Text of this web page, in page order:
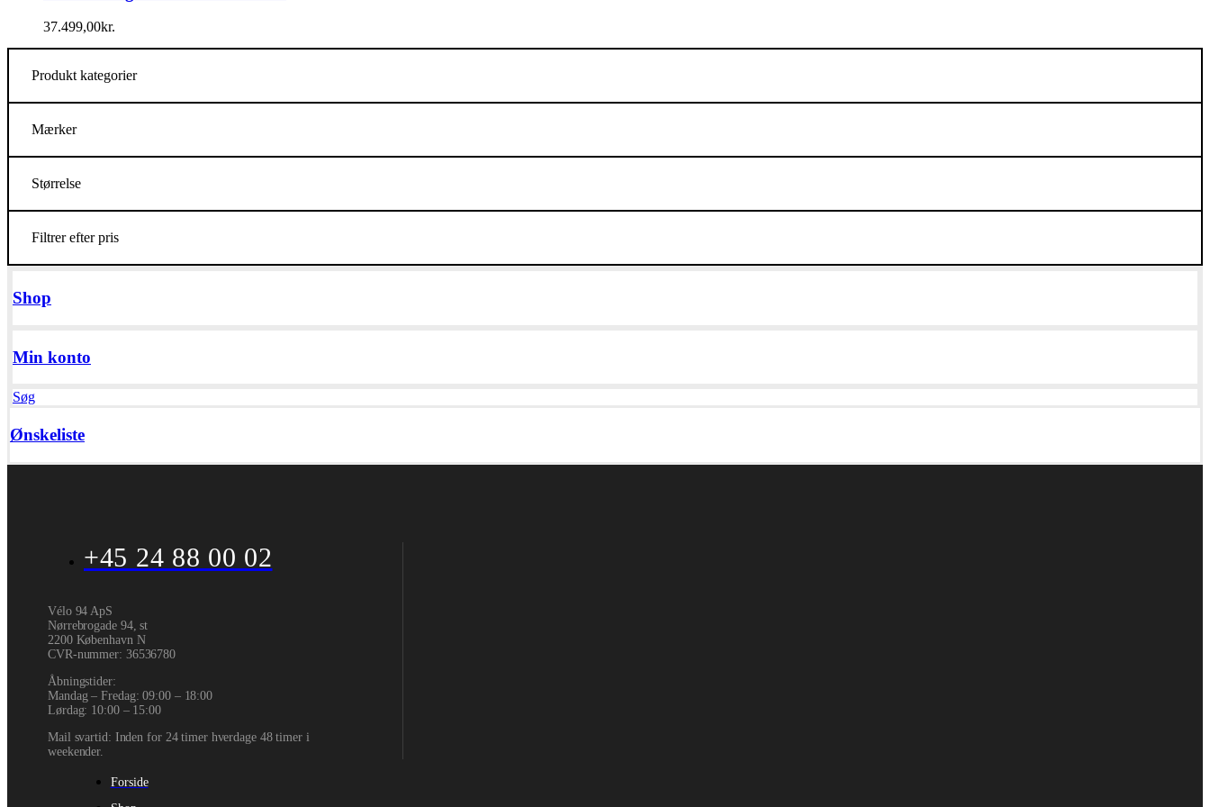
37.499,00kr.
Produkt kategorier
Mærker
Størrelse
Filtrer efter pris
Shop
Min konto
Søg
Ønskeliste
+45 24 88 00 02
Vélo 94 ApS
Nørrebrogade 94, st
2200 København N
CVR-nummer: 36536780
Åbningstider:
Mandag – Fredag: 09:00 – 18:00
Lørdag: 10:00 – 15:00
Mail svartid: Inden for 24 timer hverdage 48 timer i
weekender.
Forside